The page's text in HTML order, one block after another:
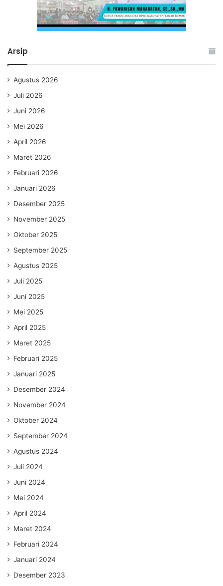
Arsip
Agustus 2026
Juli 2026
Juni 2026
Mei 2026
April 2026
Maret 2026
Februari 2026
Januari 2026
Desember 2025
November 2025
Oktober 2025
September 2025
Agustus 2025
Juli 2025
Juni 2025
Mei 2025
April 2025
Maret 2025
Februari 2025
Januari 2025
Desember 2024
November 2024
Oktober 2024
September 2024
Agustus 2024
Juli 2024
Juni 2024
Mei 2024
April 2024
Maret 2024
Februari 2024
Januari 2024
Desember 2023